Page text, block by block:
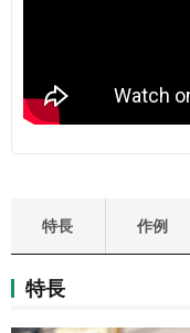
特長 作例
特長